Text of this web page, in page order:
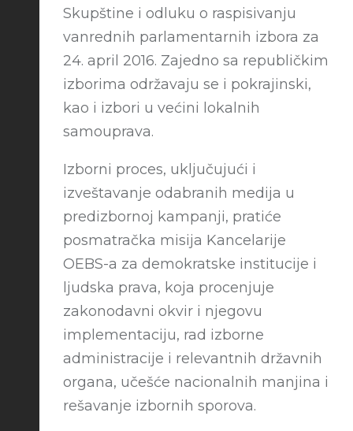
Skupštine i odluku o raspisivanju
vanrednih parlamentarnih izbora za
24. april 2016. Zajedno sa republičkim
izborima održavaju se i pokrajinski,
kao i izbori u većini lokalnih
samouprava.
Izborni proces, uključujući i
izveštavanje odabranih medija u
predizbornoj kampanji, pratiće
posmatračka misija Kancelarije
OEBS-a za demokratske institucije i
ljudska prava, koja procenjuje
zakonodavni okvir i njegovu
implementaciju, rad izborne
administracije i relevantnih državnih
organa, učešće nacionalnih manjina i
rešavanje izbornih sporova.